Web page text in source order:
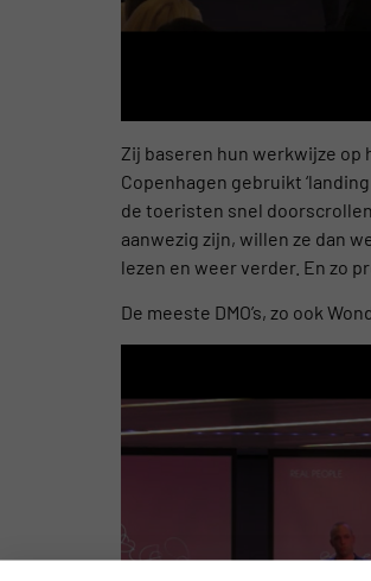
Zij baseren hun werkwijze
Copenhagen gebruikt
de toeristen snel
aanwezig zijn, willen ze dan
lezen en weer verder. En zo
De meeste DMO’s, zo ook